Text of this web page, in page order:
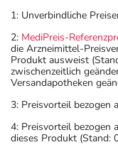
1: Unverbindliche
2: MediPreis-
die Arzneimittel-
Produkt ausweist
zwischenzeitlich
Versandapotheken
3: Preisvorteil bezogen
4: Preisvorteil bezogen
dieses Produkt (Stand: